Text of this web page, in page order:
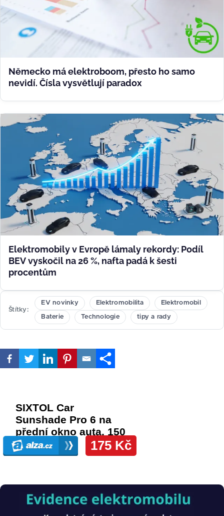
Německo má elektroboom, přesto ho samo
nevidí. Čísla vysvětlují paradox
Elektromobily v Evropě lámaly rekordy: Podíl
BEV vyskočil na 26 %, nafta padá k šesti
procentům
Štítky
EV novinky Elektromobilita Elektromobil
Baterie Technologie tipy a rady
Obrázek